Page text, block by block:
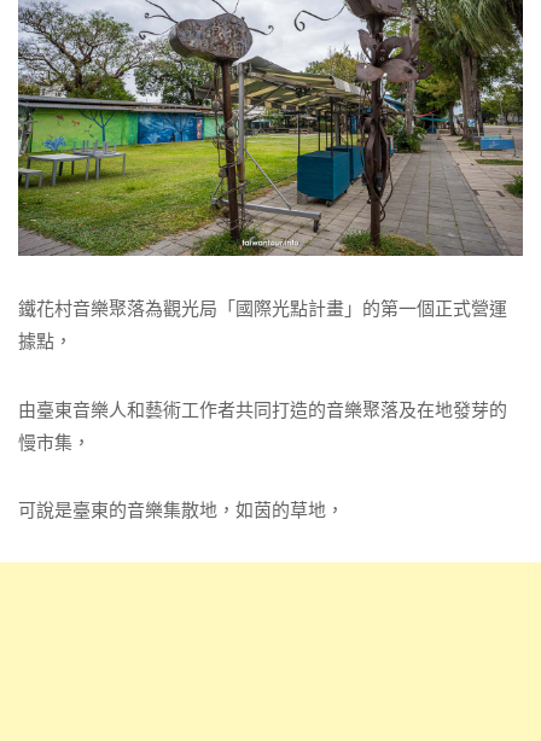
鐵花村音樂聚落為觀光局「國際光點計畫」的第一個正式營運
據點，
由臺東音樂人和藝術工作者共同打造的音樂聚落及在地發芽的
慢市集，
可說是臺東的音樂集散地，如茵的草地，